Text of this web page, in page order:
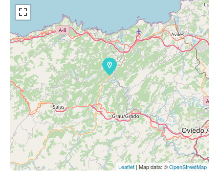
Leaflet | Map data: ©OpenStreetMap